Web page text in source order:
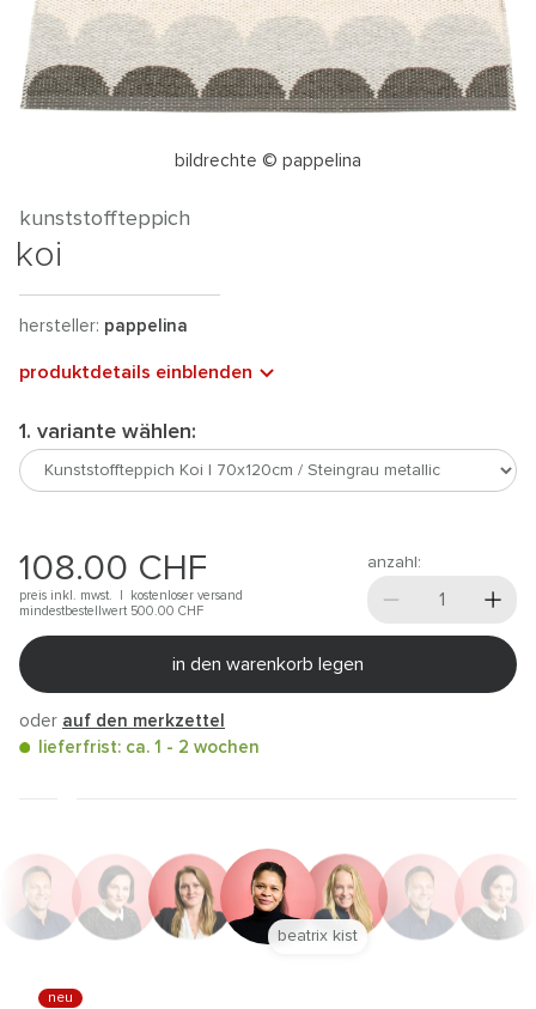
bildrechte © pappelina
kunststoffteppich
koi
hersteller: pappelina
produktdetails einblenden
1. variante wählen:
108.00 CHF
preis inkl. mwst. |
kostenloser versand
mindestbestellwert 500.00 CHF
anzahl:
in den warenkorb legen
oder auf den merkzettel
lieferfrist: ca. 1 - 2 wochen
neu
beatrix kist